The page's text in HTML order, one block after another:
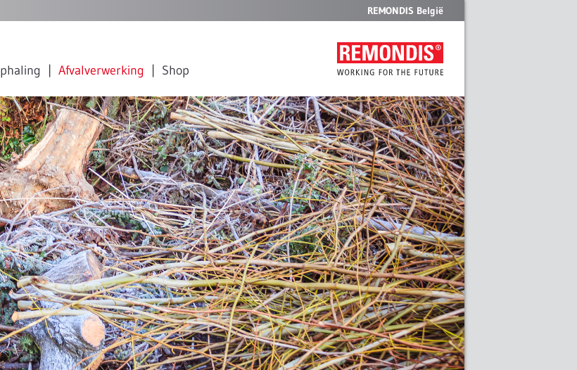
REMONDIS België
Afvalverwerking Shop